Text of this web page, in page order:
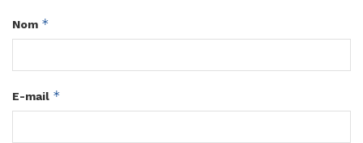
Nom *
E-mail *